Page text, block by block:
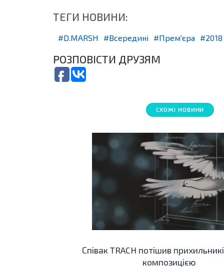
ТЕГИ НОВИНИ:
D.MARSH Всередині Прем'єра 2018
РОЗПОВІСТИ ДРУЗЯМ
СХОЖІ НОВИНИ
Співак TRACH потішив
композицією